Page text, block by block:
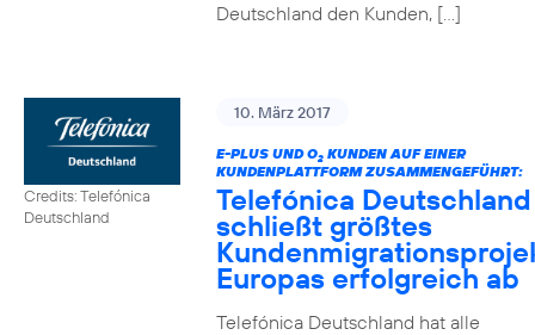
Deutschland den Kunden, […]
Credits: Telefónica
Deutschland
10. März 2017
E-PLUS UND O2KUNDEN AUF EINER
KUNDENPLATTFORM ZUSAMMENGEFÜHRT:
Telefónica Deutschland
schließt größtes
Europas erfolgreich ab
Telefónica Deutschland hat alle